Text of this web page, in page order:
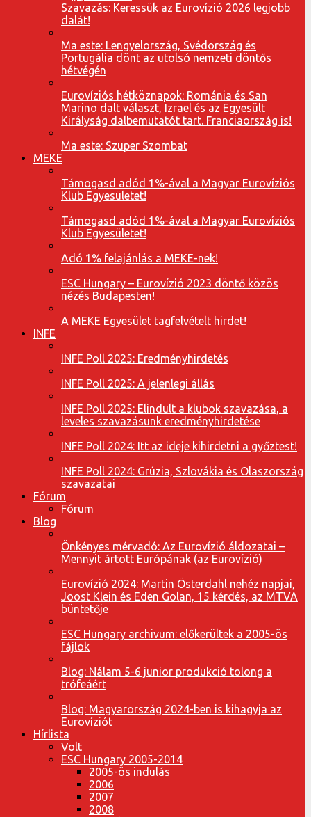
Szavazás: Keressük az Eurovízió 2026 legjobb
dalát!
Ma este: Lengyelország, Svédország és
Portugália dönt az utolsó nemzeti döntős
hétvégén
Eurovíziós hétköznapok: Románia és San
Marino dalt választ, Izrael és az Egyesült
Királyság dalbemutatót tart. Franciaország is!
Ma este: Szuper Szombat
MEKE
Támogasd adód 1%-ával a Magyar Eurovíziós
Klub Egyesületet!
Támogasd adód 1%-ával a Magyar Eurovíziós
Klub Egyesületet!
Adó 1% felajánlás a MEKE-nek!
ESC Hungary – Eurovízió 2023 döntő közös
nézés Budapesten!
A MEKE Egyesület tagfelvételt hirdet!
INFE
INFE Poll 2025: Eredményhirdetés
INFE Poll 2025: A jelenlegi állás
INFE Poll 2025: Elindult a klubok szavazása, a
leveles szavazásunk eredményhirdetése
INFE Poll 2024: Itt az ideje kihirdetni a győztest!
INFE Poll 2024: Grúzia, Szlovákia és Olaszország
szavazatai
Fórum
Fórum
Blog
Önkényes mérvadó: Az Eurovízió áldozatai –
Mennyit ártott Európának (az Eurovízió)
Eurovízió 2024: Martin Österdahl nehéz napjai,
Joost Klein és Eden Golan, 15 kérdés, az MTVA
büntetője
ESC Hungary archivum: előkerültek a 2005-ös
fájlok
Blog: Nálam 5-6 junior produkció tolong a
trófeáért
Blog: Magyarország 2024-ben is kihagyja az
Eurovíziót
Hírlista
Volt
ESC Hungary 2005-2014
2005-ös indulás
2006
2007
2008